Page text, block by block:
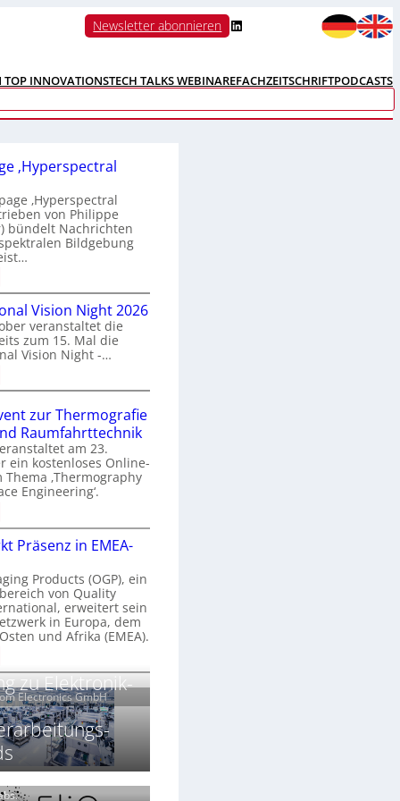
Newsletter abonnieren LinkedIn
TOP INNOVATIONSTECH TALKS WEBINAREFACHZEITSCHRIFTPODCASTS
‚Hyperspectral
‚Hyperspectral
von Philippe
bündelt Nachrichten
Bildgebung
a
Vision Night 2026
veranstaltet die
zum 15. Mal die
Vision Night -…
zur Thermografie
Raumfahrttechnik
am 23.
ein kostenloses Online-
Thema ‚Thermography
Engineering‘.
Präsenz in EMEA-
Products (OGP), ein
von Quality
erweitert sein
in Europa, dem
und Afrika (EMEA).
Electronics GmbH
zu Elektronik-